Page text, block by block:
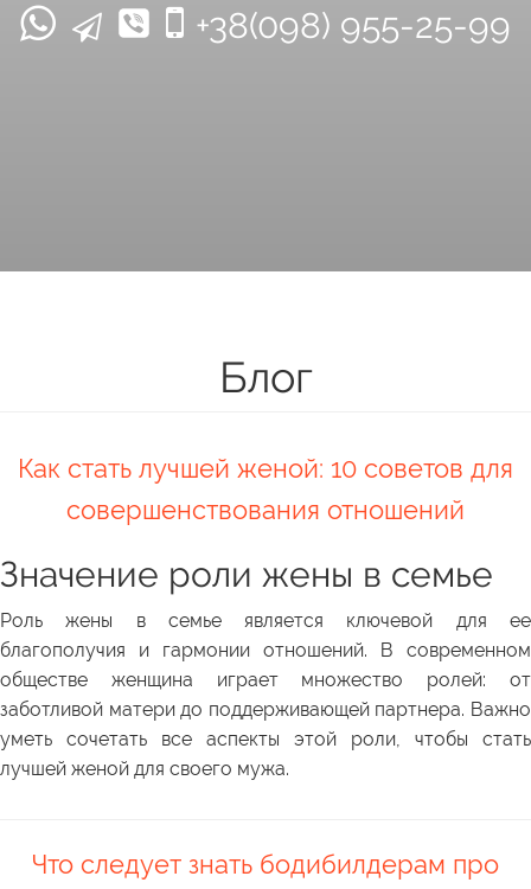
+38(098) 955-25-99
Блог
Как стать лучшей женой: 10 советов для
совершенствования отношений
Значение роли жены в семье
Роль жены в семье является ключевой для ее
благополучия и гармонии отношений. В современном
обществе женщина играет множество ролей: от
заботливой матери до поддерживающей партнера. Важно
уметь сочетать все аспекты этой роли, чтобы стать
лучшей женой для своего мужа.
Что следует знать бодибилдерам про